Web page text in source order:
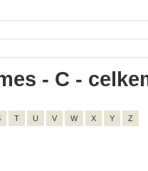
- C -
T U V W X Y Z